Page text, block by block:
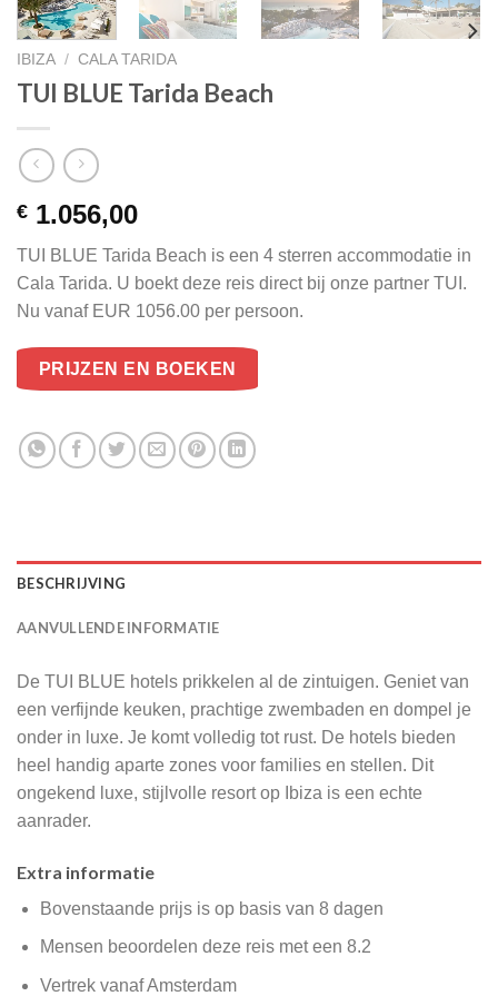
IBIZA / CALA TARIDA
TUI BLUE Tarida Beach
€ 1.056,00
TUI BLUE Tarida Beach is een 4 sterren accommodatie in
Cala Tarida. U boekt deze reis direct bij onze partner TUI.
Nu vanaf EUR 1056.00 per persoon.
PRIJZEN EN BOEKEN
BESCHRIJVING
AANVULLENDE INFORMATIE
De TUI BLUE hotels prikkelen al de zintuigen. Geniet van
een verfijnde keuken, prachtige zwembaden en dompel je
onder in luxe. Je komt volledig tot rust. De hotels bieden
heel handig aparte zones voor families en stellen. Dit
ongekend luxe, stijlvolle resort op Ibiza is een echte
aanrader.
Extra informatie
Bovenstaande prijs is op basis van 8 dagen
Mensen beoordelen deze reis met een 8.2
Vertrek vanaf Amsterdam